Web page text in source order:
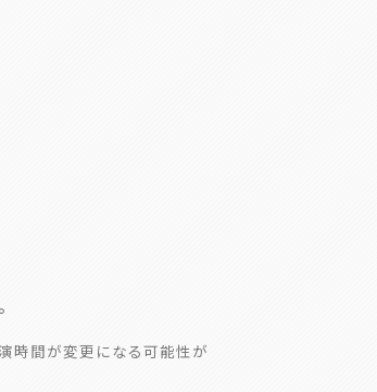
時間が変更になる可能性が